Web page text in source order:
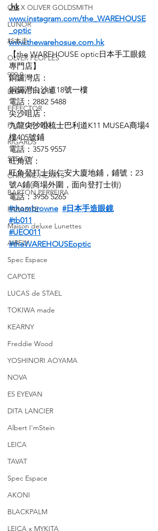
OG X OLIVER GOLDSMITH
LUNOR
杉本圭
OLVER PEOPLES
999.9
LEOWL IN EYE
EFFECTOR
FACTORY 900
RIGARDS
STEADY
CHROME HEARTS
BARTON PERREIRA
PARASITE
Maison deluxe Lunettes
AIRFLY
Spec Espace
CAPOTE
LUCAS de STAEL
TOKIWA made
KEARNY
Freddie Wood
YOSHINORI AOYAMA
NOVA
E5 EYEVAN
DITA LANCIER
Albert I'mStein
LEICA
TAVAT
Spec Espace
AKONI
BLACKPALM
LEICA x MYKITA
.hk
www.instagram.com/the_WAREHOUSE
_optic
www.thewarehosue.com.hk
【the WAREHOUSE optic日本手工眼鏡
專門店】
銅鑼灣店：
銅鑼灣白沙道18號一樓
電話：2882 5488
尖沙咀店：
九龍尖沙咀梳士巴利道K11 MUSEA商場4
樓405號鋪
電話：3575 9557
旺角店：
旺角登打士街仁安大廈地鋪，鋪號：23
號A鋪(商場外圍，面向登打士街)
電話：3956 5265
#thombrowne #日本手造眼鏡
#tb011
#UEO011
#theWAREHOUSEoptic